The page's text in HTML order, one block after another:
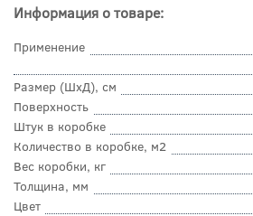
Информация о товаре:
Применение
Размер (ШхД), см
Поверхность
Штук в коробке
Количество в коробке, м2
Вес коробки, кг
Толщина, мм
Цвет